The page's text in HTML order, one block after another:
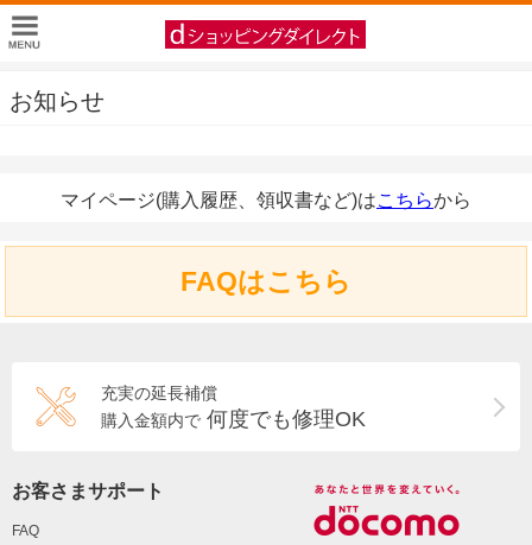
お知らせ
マイページ(購入履歴、領収書など)はこちらから
FAQはこちら
充実の延長補償
購入金額内で 何度でも修理OK
お客さまサポート
FAQ